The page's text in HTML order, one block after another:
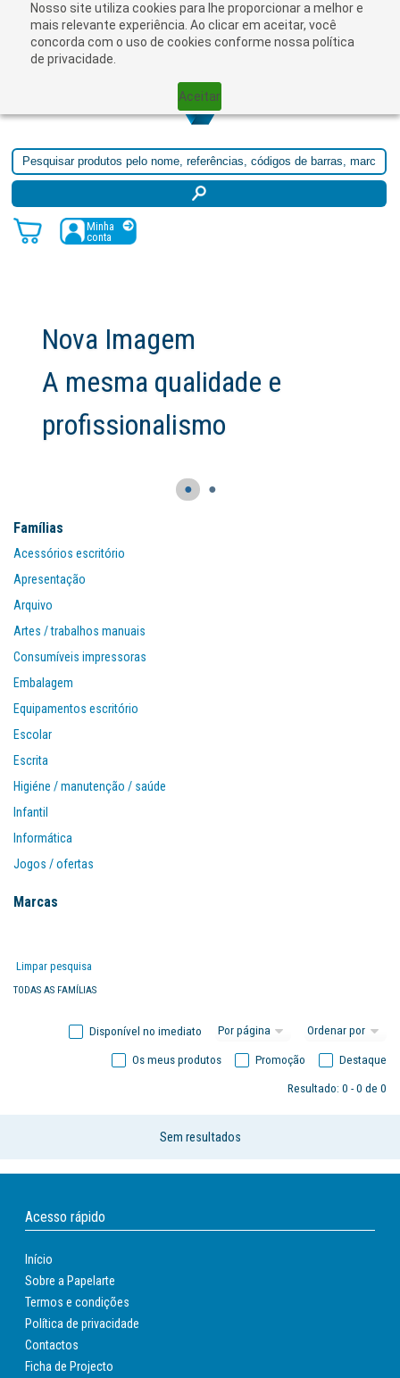
Nosso site utiliza cookies para lhe proporcionar a melhor e
mais relevante experiência. Ao clicar em aceitar, você
concorda com o uso de cookies conforme nossa política
de privacidade.
Aceitar
Minha
conta
Nova Imagem
A mesma qualidade e
profissionalismo
● ●
Famílias
Acessórios escritório
Apresentação
Arquivo
Artes / trabalhos manuais
Consumíveis impressoras
Embalagem
Equipamentos escritório
Escolar
Escrita
Higiéne / manutenção / saúde
Infantil
Informática
Jogos / ofertas
Papelarte
Marcas
Limpar pesquisa
TODAS AS FAMÍLIAS
Disponível no imediato
Destaque
Promoção
Os meus produtos
Resultado: 0 - 0 de 0
Sem resultados
Acesso rápido
Início
Sobre a Papelarte
Termos e condições
Política de privacidade
Contactos
Ficha de Projecto